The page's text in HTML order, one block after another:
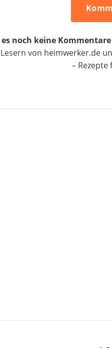
noch keine
von heimwerker.de
– Rezepte